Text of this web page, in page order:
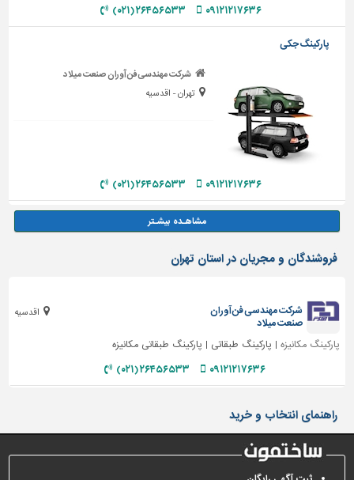
۰۹۱۲۱۲۱۷۶۳۶ ۲۶۴۵۶۵۳۳ (۰۲۱)
پارکینگ جکی
شرکت مهندسی فن آوران صنعت میلاد
تهران - اقدسیه
۰۹۱۲۱۲۱۷۶۳۶ ۲۶۴۵۶۵۳۳ (۰۲۱)
فروشندگان و مجریان در استان تهران
اقدسیه
شرکت مهندسی فن آوران
صنعت میلاد
پارکینگ مکانیزه | پارکینگ طبقاتی | پارکینگ طبقاتی مکانیزه
۰۹۱۲۱۲۱۷۶۳۶ ۲۶۴۵۶۵۳۳ (۰۲۱)
راهنمای انتخاب و خرید